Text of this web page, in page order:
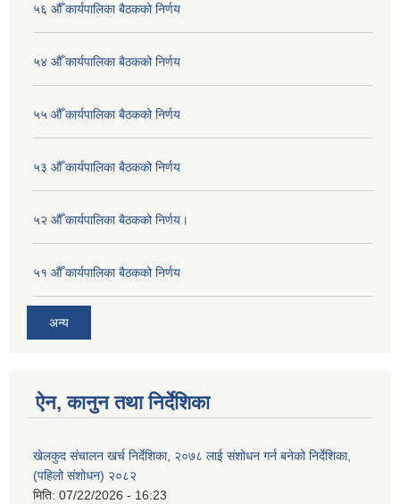
५६ औँ कार्यपालिका बैठकको निर्णय
५४ औँ कार्यपालिका बैठकको निर्णय
५५ औँ कार्यपालिका बैठकको निर्णय
५३ औँ कार्यपालिका बैठकको निर्णय
५२ औँ कार्यपालिका बैठकको निर्णय।
५१ औँ कार्यपालिका बैठकको निर्णय
अन्य
ऐन, कानुन तथा निर्देशिका
खेलकुद संचालन खर्च निर्देशिका, २०७८ लाई संशोधन गर्न बनेको निर्देशिका,
(पहिलो संशोधन) २०८२
मिति: 07/22/2026 - 16:23